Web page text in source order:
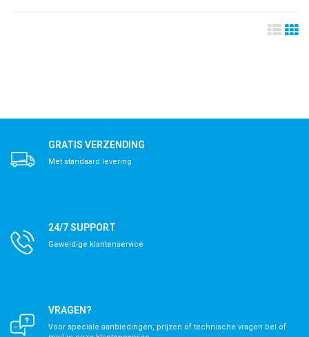
GRATIS VERZENDING
Met standaard levering
24/7 SUPPORT
Geweldige klantenservice
VRAGEN?
Voor speciale aanbiedingen, prijzen of technische vragen bel of